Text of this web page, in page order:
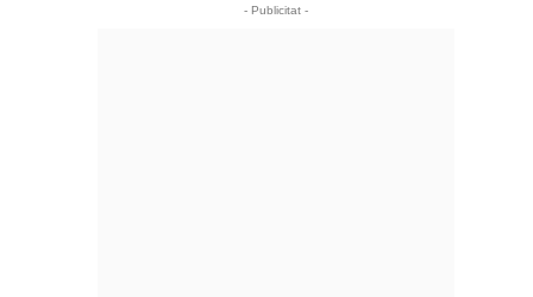
- Publicitat -